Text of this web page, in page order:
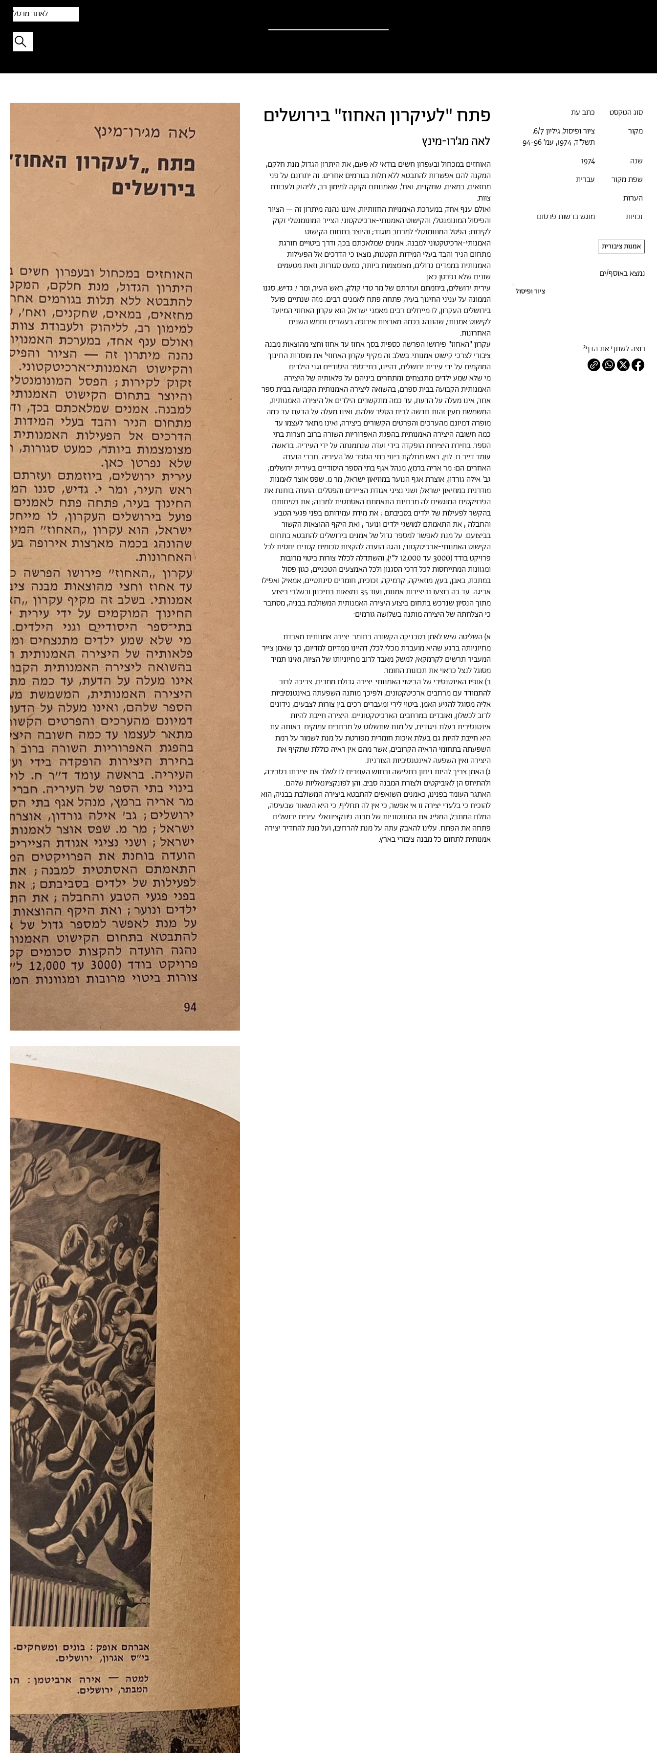
לאתר מרסל
סוג הטקסט
כתב עת
מקור
ציור ופיסול, גיליון 6/7,
תשל"ד, 1974, עמ׳ 94-96
שנה
1974
שפת מקור
עברית
הערות
זכויות
מוגש ברשות פרסום
אמנות ציבורית
נמצא באוסף/ים
ציור ופיסול
רוצה לשתף את הדף?
האוחזים במכחול ובעפרון חשים בודאי לא פעם, את היתרון הגדול, מנת חלקם,
המקנה להם אפשרות להתבטא ללא תלות בגורמים אחרים. זה יתרונם על פני
מחזאים, במאים, שחקנים, ואח', שאמנותם זקוקה למימון רב, לליהוק ולעבודת
צוות.
ואולם ענף אחד, במערכת האמנויות החזותיות, איננו נהנה מיתרון זה – הציור
והפיסול המונומנטלי, והקישוט האמנותי-ארכיטקטוני. הצייר המונומנטלי זקוק
לקירות; הפסל המונומנטלי למרחב מוגדר; והיוצר בתחום הקישוט
האמנותי-ארכיטקטוני למבנה. אמנים שמלאכתם בכך, ודרך ביטויים חורגת
מתחום הניר והבד בעלי המידות הקטנות, מצאו כי הדרכים אל הפעילות
האמנותית בממדים גדולים, מצומצמות ביותר, כמעט סגורות, וזאת מטעמים
שונים שלא נפרטן כאן.
עירית ירושלים, ביוזמתם ועזרתם של מר טדי קולק, ראש העיר, ומר י. גדיש, סגנו
הממונה על עניני החינוך בעיר, פתחה פתח לאמנים רבים. מזה שנתיים פועל
בירושלים העקרון, לו מייחלים רבים מאמני ישראל, הוא עקרון האחוזי המיועד
לקישוט אמנותי, שהונהג בכמה מארצות אירופה בעשרים וחמש השנים
האחרונות.
עקרון "האחוז" פירושו הפרשה כספית בסך אחוז עד אחוז וחצי מהוצאות מבנה
ציבורי לצרכי קישוט אמנותי. בשלב זה מקיף עקרון האחוזי' את מוסדות החינוך
המוקמים על ידי עירית ירושלים, דהיינו, בתי־ספר היסודיים וגני הילדים.
מי שלא שמע ילדים מתנצחים ומתחרים ביניהם על פלאותיה של היצירה
האמנותית הקבועה בבית ספרם, בהשואה ליצירה האמנותית הקבועה בבית ספר
אחר, אינו מעלה על הדעת, עד כמה מתקשרים הילדים אל היצירה האמנותית,
המשמשת מעין זהות חדשה לבית הספר שלהם, ואינו מעלה על הדעת עד כמה
מופרה דמיונם מהערכים והפרטים הקשורים ביצירה, ואינו מתאר לעצמו עד
כמה חשובה היצירה האמנותית בהפגת האפרוריות השורה ברוב חצרות בתי
הספר. בחירת היצירות הופקדה בידי ועדה שנתמנתה על ידי העיריה. בראשה
עומד דייר ח. לוין, ראש מחלקת בינוי בתי הספר של העיריה. חברי הועדה
האחרים הם: מר אריה ברמץ, מנהל אגף בתי הספר היסודיים בעירית ירושלים;
גב' אילה גורדון, אוצרת אגף הנוער במוזיאון ישראל; מר מ. שפס אוצר לאמנות
מודרנית במוזיאון ישראל; ושני נציגי אגודת הציירים והפסלים. הועדה בוחנת את
הפרויקטים המוגשים לה מבחינת התאמתם האסתטית למבנה; את בטיחותם
בהקשר לפעילות של ילדים בסביבתם ; את מידת עמידותם בפני פגעי הטבע
והחבלה ; את התאמתם למושגי ילדים ונוער ; ואת היקף ההוצאות הקשור
בביצועם. על מנת לאפשר למספר גדול של אמנים בירושלים להתבטא בתחום
הקישוט האמנותי-ארכיטקטוני, נהגה הועדה להקצות סכומים קטנים יחסית לכל
פרויקט בודד (3000 עד 12,000 ל"י), והשתדלה לכלול צורות ביטוי מרובות
ומגוונות המתייחסות לכל דרכי הסגנון ולכל האמצעים הטכניים, כגון פסול
במתכת, באבן, בעץ, מוזאיקה, קרמיקה, זכוכית, חומרים סינתטיים, אמאיל, ואפילו
אריגה. עד כה בוצעו 11 יצירות אמנות, ועוד 35 נמצאות בתיכנון ובשלבי ביצוע.
מתוך הנסיון שנרכש בתחום ביצוע היצירה האמנותית המשולבת בבניה, מסתבר
כי הצלחתה של היצירה מותנה בשלושה גורמים:
א) השליטה שיש לאמן בטכניקה הקשורה בחומר. יצירה אמנותית מאבדת
מחיוניותה ברגע שהיא מועברת מכלי לכלי, דהיינו ממדיום למדיום, כך שאמן צייר
המעביר תרשים לקרמקאי, למשל, מאבד לרוב מחיוניותו של הציור, ואינו תמיד
מסוגל לנצל כראוי את תכונות החומר.
ב) אופיו האינטנסיבי של הביטוי האמנותי. יצירה גדולת ממדים, צריכה לרוב
להתמודד עם מרחבים ארכיטקטונים, ולפיכך מותנה השפעתה באינטנסיביות
אליה מסוגל להגיע האמן. ביטוי לירי ומעברים רכים בין צורות לצבעים, נידונים
לרוב לכשלון, ואובדים במרחבים הארכיטקטוניים. היצירה חייבת להיות
אינטנסיבית בעלת ניגודים, על מנת שתשלוט על מרחבים עמוקים. באותה עת
היא חייבת להיות גם בעלת איכות חומרית מפורטת על מנת לשמור על רמת
השפעתה בתחומי הראיה הקרובים, אשר מהם אין ראיה כוללת שתקיף את
היצירה ואין השפעה לאינטנסיביות הצורנית.
ג) האמן צריך להיות ניחון בתפישה ובחוש העוזרים לו לשלב את יצירתו בסביבה,
ולהתיחס הן לאוביקטים ולצורת המבנה סביב, והן לפונקציונאליות שלהם.
האתגר העומד בפנינו, כאמנים השואפים להתבטא ביצירה המשולבת בבניה, הוא
להוכיח כי בלעדי יצירה זו אי אפשר, כי אין לה תחליף, כי היא השאור שבעיסה,
המלח המתבל, המפיג את המונוטוניות של מבנה פונקציונאלי. עירית ירושלים
פתחה את הפתח. עלינו להאבק עתה על מנת להרחיבו, ועל מנת להחדיר יצירה
אמנותית לתחום כל מבנה ציבורי בארץ.
פתח "לעיקרון האחוז" בירושלים
לאה מג׳רו-מינץ